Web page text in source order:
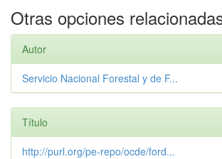
Otras opciones
Autor
Servicio Nacional Forestal y de F...
Título
http://purl.org/pe-repo/ocde/ford...